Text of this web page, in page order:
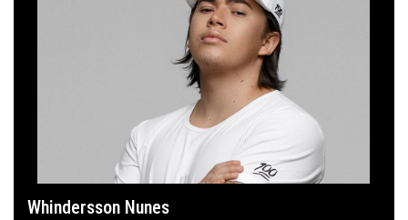
Whindersson Nunes